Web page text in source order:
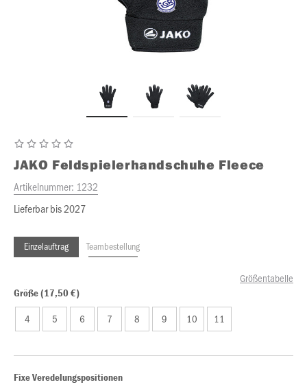
JAKO Feldspielerhandschuhe Fleece
Artikelnummer: 1232
Lieferbar bis 2027
Einzelauftrag Teambestellung
Größentabelle
Größe (17,50 €)
4 5 6 7 8 9 10 11
Fixe Veredelungspositionen